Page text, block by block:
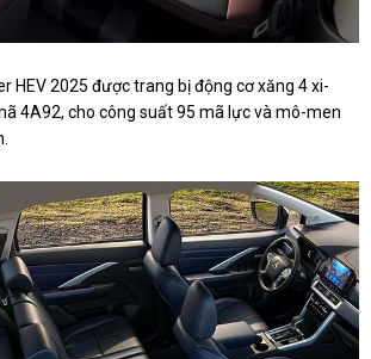
HEV 2025 được trang bị động cơ xăng 4 xi-
4A92, cho công suất 95 mã lực và mô-men